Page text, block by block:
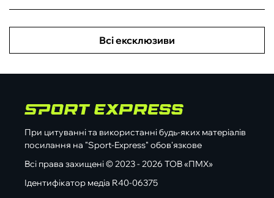
Всі ексклюзиви
При цитуванні та використанні будь-яких матеріалів
посилання на "Sport-Express" обов'язкове
Всі права захищені © 2023 - 2026 ТОВ «ПМХ»
Ідентифікатор медіа R40-06375